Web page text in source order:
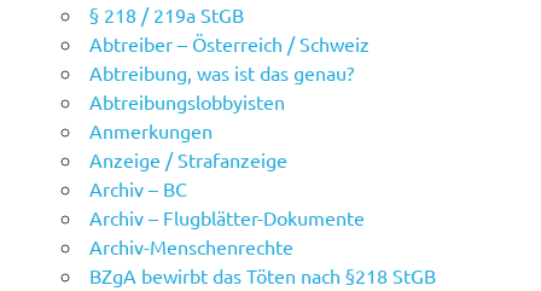
§ 218 / 219a StGB
Abtreiber – Österreich / Schweiz
Abtreibung, was ist das genau?
Abtreibungslobbyisten
Anmerkungen
Anzeige / Strafanzeige
Archiv – BC
Archiv – Flugblätter-Dokumente
Archiv-Menschenrechte
BZgA bewirbt das Töten nach §218 StGB